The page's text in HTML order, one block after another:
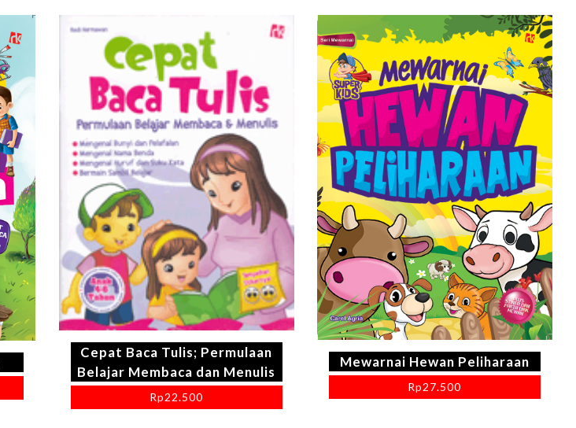
Cepat Baca Tulis; Permulaan
Belajar Membaca dan Menulis
Rp22.500
Mewarnai Hewan Peliharaan
Rp27.500